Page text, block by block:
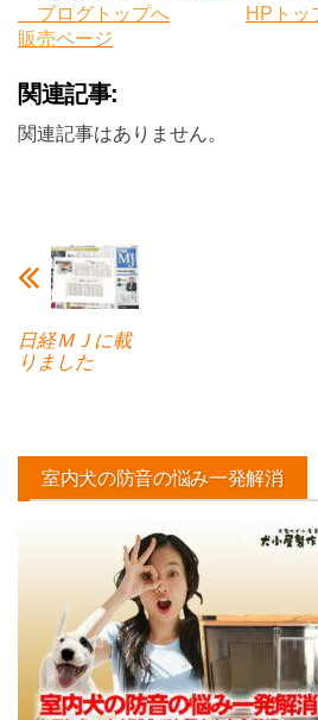
ブログトップへ
HPトッ
販売ページ
関連記事:
関連記事はありません。
日経ＭＪに載
りました
室内犬の防音の悩み一発解消